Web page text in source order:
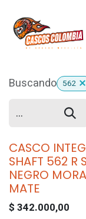
Buscando 562
CASCO
SHAFT 562 R
NEGRO
MATE
$ 342.000,00